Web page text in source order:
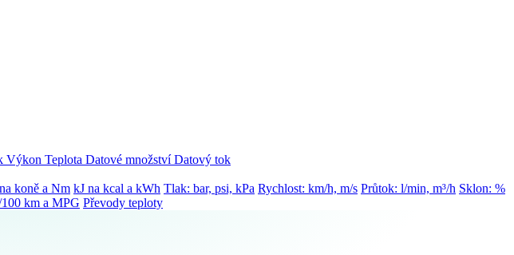
Výkon Teplota Datové množstvíDatový tok
koně a Nm kJ na kcal a kWh Tlak: bar, psi, kPa Rychlost: km/h, m/s Průtok: l/min, m³/h Sklon: %
km a MPG Převody teploty